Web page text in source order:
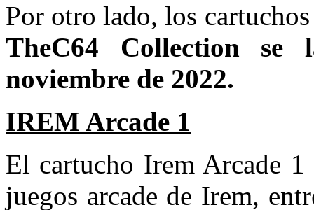
Por otro lado, los
TheC64 Collection
noviembre de 2022.
IREM Arcade 1
El cartucho Irem Arcade 1
juegos arcade de Irem,